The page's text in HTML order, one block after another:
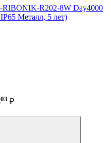
RIBONIK-R202-8W Day4000
Металл, 5 лет)
03 ₽